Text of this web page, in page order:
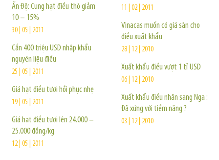
Ấn Độ: Cung hạt điều thô giảm
10 – 15%
30 | 05 | 2011
Cần 400 triệu USD nhập khẩu
nguyên liệu điều
25 | 05 | 2011
Giá hạt điều tươi hồi phục nhẹ
19 | 05 | 2011
Giá hạt điều tươi lên 24.000 –
25.000 đồng/kg
12 | 05 | 2011
11 | 02 | 2011
Vinacas muốn có giá sàn cho
điều xuất khẩu
28 | 12 | 2010
Xuất khẩu điều vượt 1 tỉ USD
06 | 12 | 2010
Xuất khẩu điều nhân sang Nga :
Đã xứng với tiềm năng ?
03 | 12 | 2010